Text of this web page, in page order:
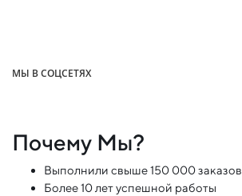
МЫ В СОЦСЕТЯХ
Почему Мы?
Выполнили свыше 150 000 заказов
Более 10 лет успешной работы